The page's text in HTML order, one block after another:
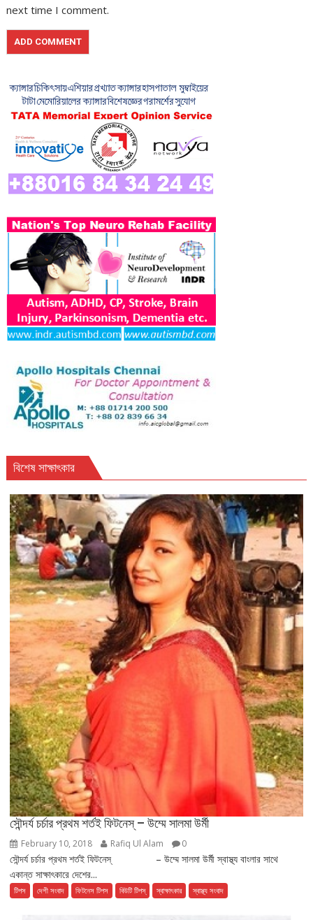
next time I comment.
বিশেষ সাক্ষাৎকার
সৌন্দর্য চর্চার প্রথম শর্তই ফিটনেস্ – উম্মে সালমা উর্মী
February 10, 2018 Rafiq Ul Alam 0
সৌন্দর্য চর্চার প্রথম শর্তই ফিটনেস্ – উম্মে সালমা উর্মী স্বাস্থ্য বাংলার সাথে
একান্ত সাক্ষাৎকারে দেশের...
টিপস দেশী সংবাদ ফিটনেস টিপস বিউটি টিপস্ স্বাক্ষাৎকার স্বাস্থ্য সংবাদ